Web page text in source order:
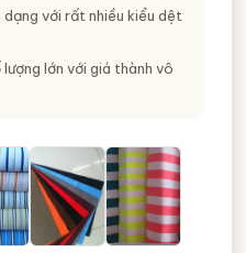
với rất nhiều kiểu dệt
lớn với giá thành vô